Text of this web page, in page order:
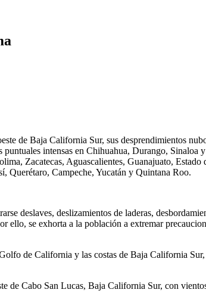
de Baja California Sur, sus desprendimientos
intensas en Chihuahua, Durango, Sinaloa
Zacatecas, Aguascalientes, Guanajuato,
Querétaro, Campeche, Yucatán y Quintana Roo.
deslaves, deslizamientos de laderas,
ello, se exhorta a la población a extremar
de California y las costas de Baja California
Cabo San Lucas, Baja California Sur, con